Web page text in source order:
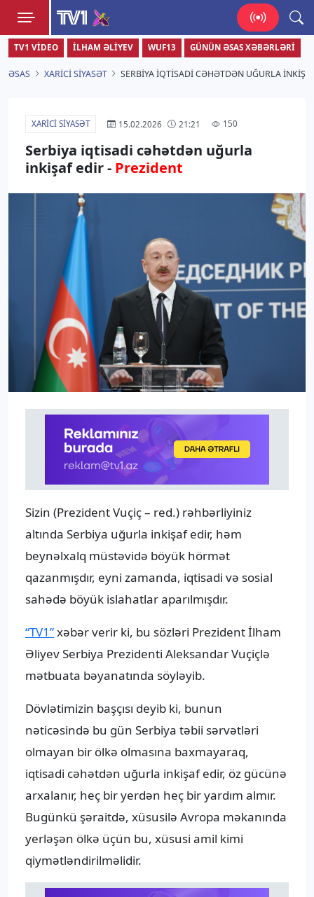
TV1
Zamanı bizimlə yaşa!
TV1 VIDEO İLHAM ƏLIYEV WUF13 GÜNÜN ƏSAS XƏBƏRLƏRI
ƏSAS XARICI SIYASƏT SERBIYA IQTISADI CƏHƏTDƏN UĞURLA
XARICI SIYASƏT 15.02.2026 21:21 150
Serbiya iqtisadi cəhətdən uğurla
inkişaf edir - Prezident
Sizin (Prezident Vuçiç – red.) rəhbərliyiniz
altında Serbiya uğurla inkişaf edir, həm
beynəlxalq müstəvidə böyük hörmət
qazanmışdır, eyni zamanda, iqtisadi və sosial
sahədə böyük islahatlar aparılmışdır.
“TV1”xəbər verir ki, bu sözləri Prezident İlham
Əliyev Serbiya Prezidenti Aleksandar Vuçiçlə
mətbuata bəyanatında söyləyib.
Dövlətimizin başçısı deyib ki, bunun
nəticəsində bu gün Serbiya təbii sərvətləri
olmayan bir ölkə olmasına baxmayaraq,
iqtisadi cəhətdən uğurla inkişaf edir, öz gücünə
arxalanır, heç bir yerdən heç bir yardım almır.
Bugünkü şəraitdə, xüsusilə Avropa məkanında
yerləşən ölkə üçün bu, xüsusi amil kimi
qiymətləndirilməlidir.